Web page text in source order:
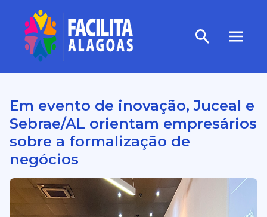
Em evento de inovação, Juceal e
Sebrae/AL orientam empresários
sobre a formalização de
negócios